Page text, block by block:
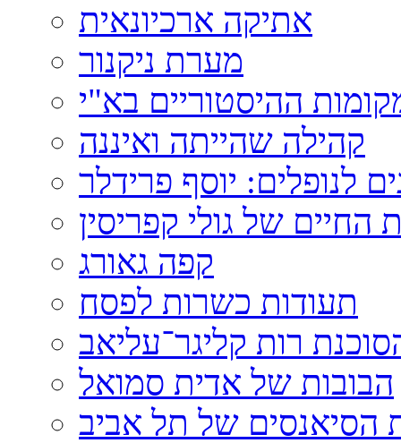
אתיקה ארכיונאית
מערת ניקנור
ההיסטוריים בא"י
קהילה שהייתה ואיננה
לנופלים: יוסף פרידלר
החיים של גולי קפריסין
קפה גאורג
תעודות כשרות לפסח
רות קליגר־עליאב
הבובות של אדית סמואל
של תל אביב